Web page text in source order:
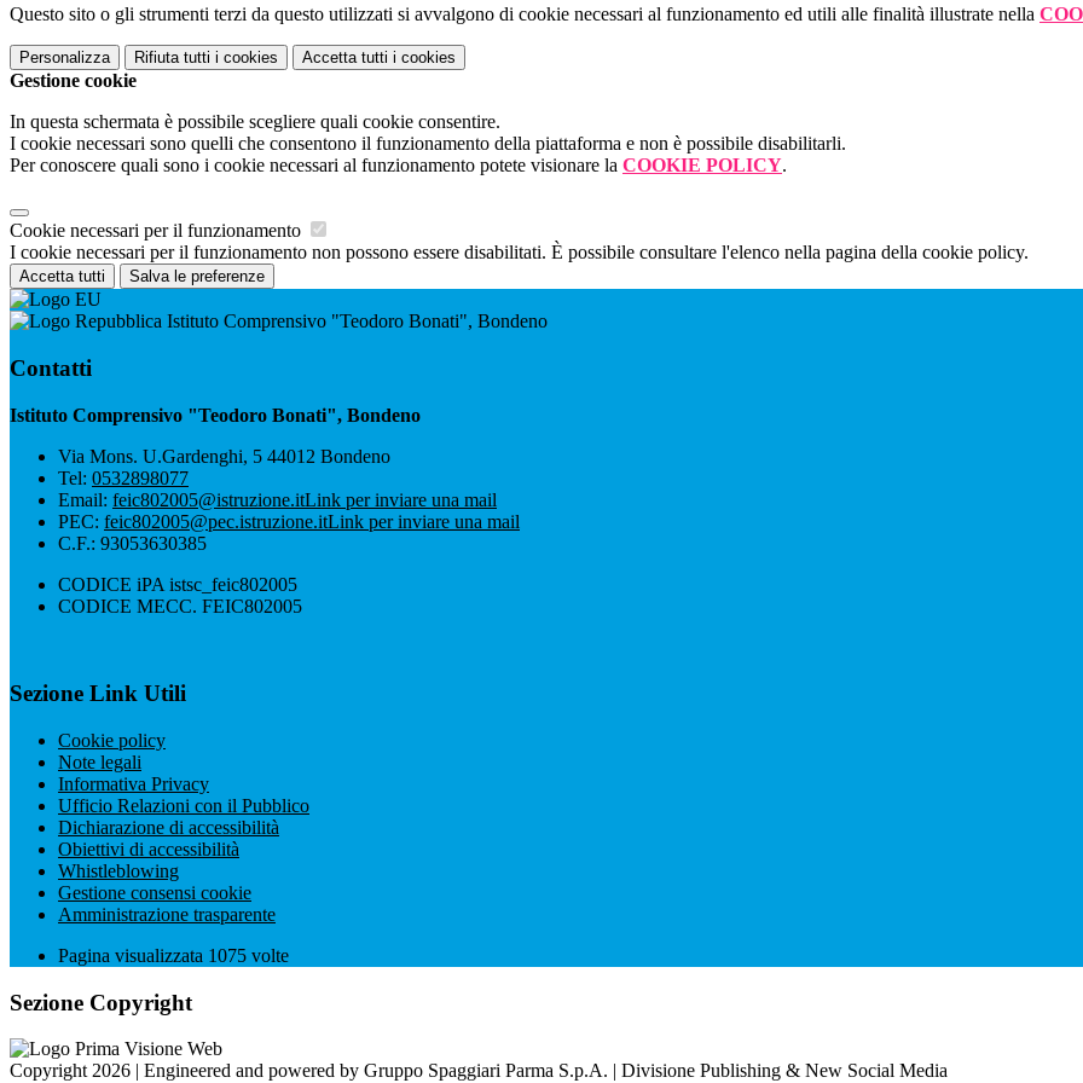
Questo sito o gli strumenti terzi da questo utilizzati si avvalgono di cookie necessari al funzionamento ed utili alle finalità illustrate nella
Personalizza Rifiuta tutti i cookies Accetta tutti i cookies
Gestione cookie
In questa schermata è possibile scegliere quali cookie consentire.
I cookie necessari sono quelli che consentono il funzionamento della piattaforma e non è possibile disabilitarli.
Per conoscere quali sono i cookie necessari al funzionamento potete visionare la COOKIE POLICY.
Cookie necessari per il funzionamento
I cookie necessari per il funzionamento non possono essere disabilitati. È possibile consultare l'elenco nella pagina della cookie policy.
Accetta tutti Salva le preferenze
Istituto Comprensivo "Teodoro Bonati", Bondeno
Contatti
Istituto Comprensivo "Teodoro Bonati", Bondeno
Via Mons. U.Gardenghi, 5 44012 Bondeno
Tel: 0532898077
Email: feic802005@istruzione.itLink per inviare una mail
PEC: feic802005@pec.istruzione.itLink per inviare una mail
C.F.: 93053630385
CODICE iPA istsc_feic802005
CODICE MECC. FEIC802005
Sezione Link Utili
Cookie policy
Note legali
Informativa Privacy
Ufficio Relazioni con il Pubblico
Dichiarazione di accessibilità
Obiettivi di accessibilità
Whistleblowing
Gestione consensi cookie
Amministrazione trasparente
Pagina visualizzata 1075 volte
Sezione Copyright
Copyright 2026 | Engineered and powered by Gruppo Spaggiari Parma S.p.A. | Divisione Publishing & New Social Media